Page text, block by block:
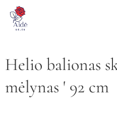
Helio balionas
mėlynas ' 92 cm